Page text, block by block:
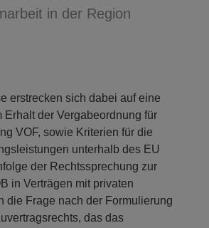
in der Region
erstrecken sich dabei auf eine
Erhalt der Vergabeordnung für
VOF, sowie Kriterien für die
unterhalb des EU
der Rechtssprechung zur
in Verträgen mit privaten
die Frage nach der Formulierung
das das